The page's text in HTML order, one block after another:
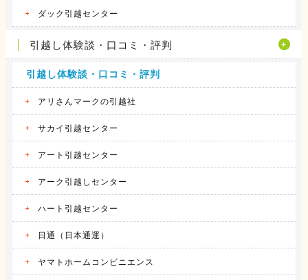
ダック引越センター
引越し体験談・口コミ・評判
引越し体験談・口コミ・評判
アリさんマークの引越社
サカイ引越センター
アート引越センター
アーク引越しセンター
ハート引越センター
日通（日本通運）
ヤマトホームコンビニエンス